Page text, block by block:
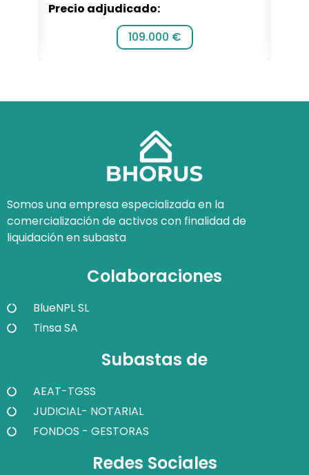
Precio adjudicado:
109.000 €
Somos una empresa especializada en la
comercialización de activos con finalidad de
liquidación en subasta
Colaboraciones
BlueNPL SL
Tinsa SA
Subastas de
AEAT-TGSS
JUDICIAL- NOTARIAL
FONDOS - GESTORAS
Redes Sociales